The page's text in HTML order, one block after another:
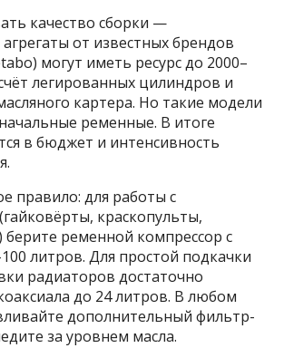
качество сборки —
от известных брендов
могут иметь ресурс до 2000–
легированных цилиндров и
картера. Но такие модели
ременные. В итоге
в бюджет и интенсивность
правило: для работы с
краскопульты,
ременной компрессор с
литров. Для простой подкачки
радиаторов достаточно
до 24 литров. В любом
дополнительный фильтр-
за уровнем масла.